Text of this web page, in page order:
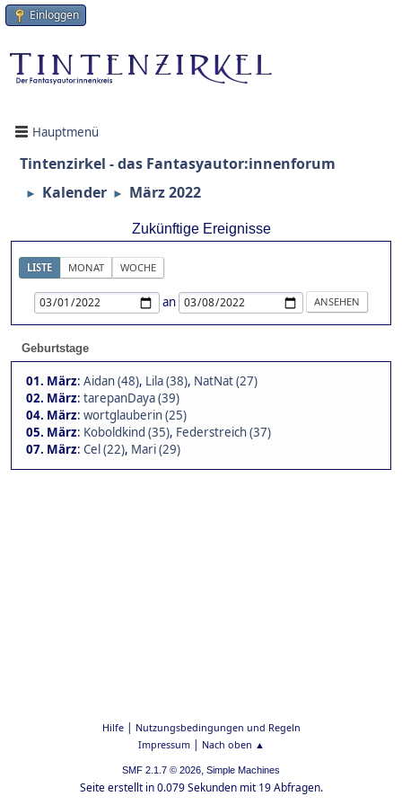
Einloggen
Hauptmenü
Tintenzirkel - das Fantasyautor:innenforum
► Kalender ► März 2022
Zukünftige Ereignisse
LISTE MONAT WOCHE
an
Geburtstage
01. März: Aidan (48), Lila (38), NatNat (27)
02. März: tarepanDaya (39)
04. März: wortglauberin (25)
05. März: Koboldkind (35), Federstreich (37)
07. März: Cel (22), Mari (29)
Hilfe| Nutzungsbedingungen und Regeln
Impressum| Nach oben ▲
SMF 2.1.7 © 2026, Simple Machines
Seite erstellt in 0.079 Sekunden mit 19 Abfragen.